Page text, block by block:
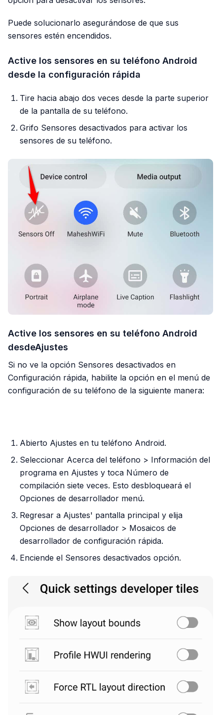
Puede solucionarlo asegurándose de que sus
sensores estén encendidos.
Active los sensores en su teléfono Android
desde la configuración rápida
Tire hacia abajo dos veces desde la parte superior
de la pantalla de su teléfono.
Grifo Sensores desactivados para activar los
sensores de su teléfono.
Active los sensores en su teléfono Android
desdeAjustes
Si no ve la opción Sensores desactivados en
Configuración rápida, habilite la opción en el menú de
configuración de su teléfono de la siguiente manera:
Abierto Ajustes en tu teléfono Android.
Seleccionar Acerca del teléfono > Información del
programa en Ajustes y toca Número de
compilación siete veces. Esto desbloqueará el
Opciones de desarrollador menú.
Regresar a Ajustes' pantalla principal y elija
Opciones de desarrollador > Mosaicos de
desarrollador de configuración rápida.
Enciende el Sensores desactivados opción.